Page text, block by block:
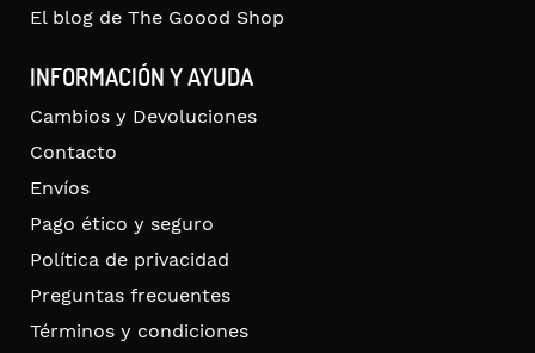
El blog de The Goood Shop
INFORMACIÓN Y AYUDA
Cambios y Devoluciones
Contacto
Envíos
Pago ético y seguro
Política de privacidad
Preguntas frecuentes
Términos y condiciones